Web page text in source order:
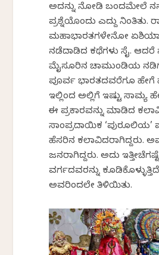
ಅದನ್ನು ನೋಡಿ ಬಂದಮೇಲೆ
ಪ್ರಶ್ನೆಯೊಂದು ಎದ್ದು
ಮಹಾಭಾರತಗಳೇನೋ
ನಡೆದಾಡಿದ ಕಥೆಗಳು ಸೈ. ಆದರೆ
ಮೈಸೂರಿನ ಚಾಮುಂಡಿಯ
ಪೂರ್ವ ಭಾರತದವರೆಗೂ
ಇಲ್ಲಿಂದ ಅಲ್ಲಿಗೆ ಇಷ್ಟು ಸಾಮ್ಯ
ಈ ಪ್ರಕಾರವನ್ನು ಮಾಡಿದ
ಸಾಂಪ್ರದಾಯಿಕ ‘ಪುರೂಲಿಯ’
ಹೆಸರಿನ ಕಲಾವಿದರಾಗಿದ್ದರು.
ಜನರಾಗಿದ್ದರು. ಅದು
ವರ್ಗದವರನ್ನು
ಅವರಿಂದಲೇ ತಿಳಿಯಿತು.